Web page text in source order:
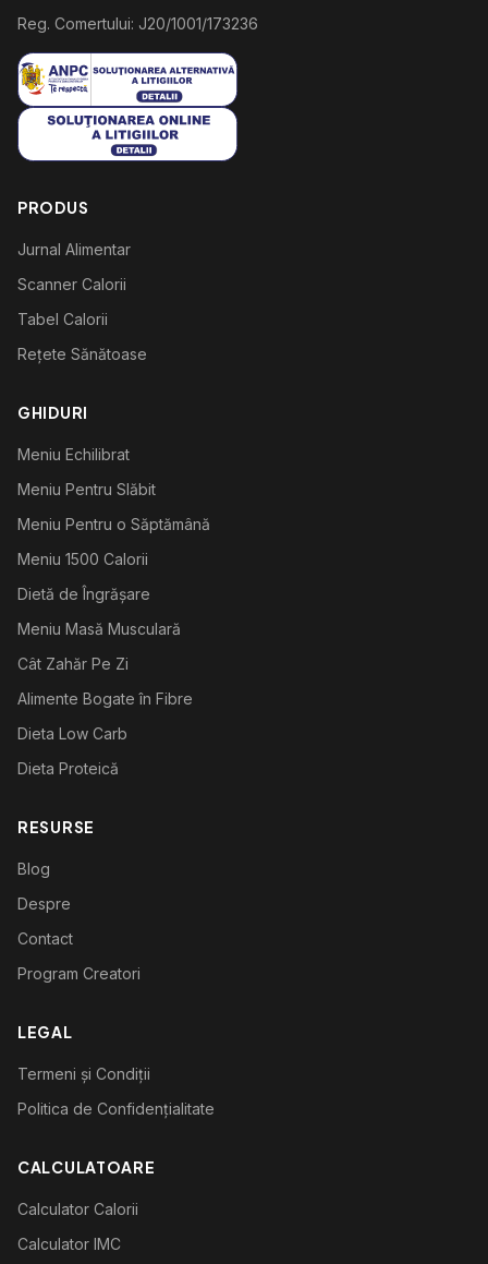
Reg. Comertului: J20/1001/173236
PRODUS
Jurnal Alimentar
Scanner Calorii
Tabel Calorii
Rețete Sănătoase
GHIDURI
Meniu Echilibrat
Meniu Pentru Slăbit
Meniu Pentru o Săptămână
Meniu 1500 Calorii
Dietă de Îngrășare
Meniu Masă Musculară
Cât Zahăr Pe Zi
Alimente Bogate în Fibre
Dieta Low Carb
Dieta Proteică
RESURSE
Blog
Despre
Contact
Program Creatori
LEGAL
Termeni și Condiții
Politica de Confidențialitate
CALCULATOARE
Calculator Calorii
Calculator IMC